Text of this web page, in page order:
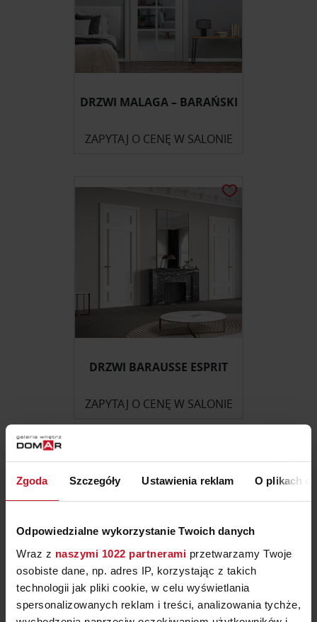
Zgoda Szczegóły Ustawienia reklam O plikach
Odpowiedzialne wykorzystanie Twoich danych
Wraz z naszymi 1022 partnerami przetwarzamy Twoje
osobiste dane, np. adres IP, korzystając z takich
technologii jak pliki cookie, w celu wyświetlania
spersonalizowanych reklam i treści, analizowania tychże,
DRZWI MALAGA – BARAŃSKI
ZAPYTAJ O CENĘ W SALONIE
DRZWI BARAUSSE ESPRIT
ZAPYTAJ O CENĘ W SALONIE
ZOBACZ WIĘCEJ PRODUKTÓW
ekspozycje w Galerii
Wnętrz Domar
Drzwi to elementy stolarki otworowej stosowane do